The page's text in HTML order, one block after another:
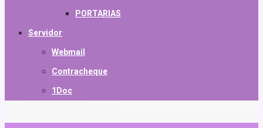
PORTARIAS
Servidor
Webmail
Contracheque
1Doc